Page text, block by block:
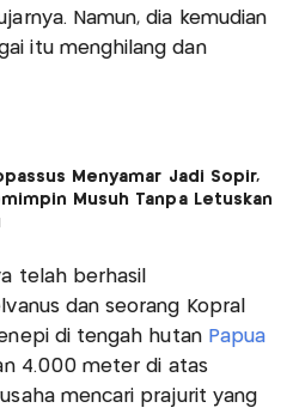
Namun, dia kemudian
itu menghilang dan
Menyamar Jadi Sopir,
Musuh Tanpa Letuskan
telah berhasil
dan seorang Kopral
di tengah hutan Papua
4.000 meter di atas
mencari prajurit yang